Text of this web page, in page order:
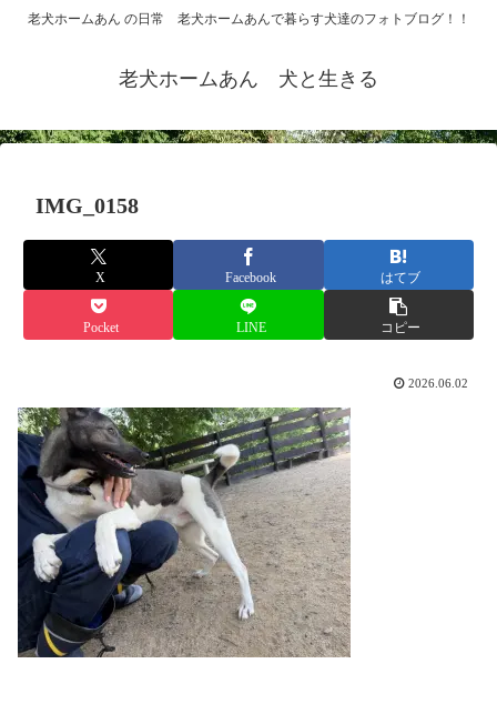
老犬ホームあん の日常 老犬ホームあんで暮らす犬達のフォトブログ！！
老犬ホームあん 犬と生きる
IMG_0158
X Facebook はてブ
Pocket LINE コピー
2026.06.02